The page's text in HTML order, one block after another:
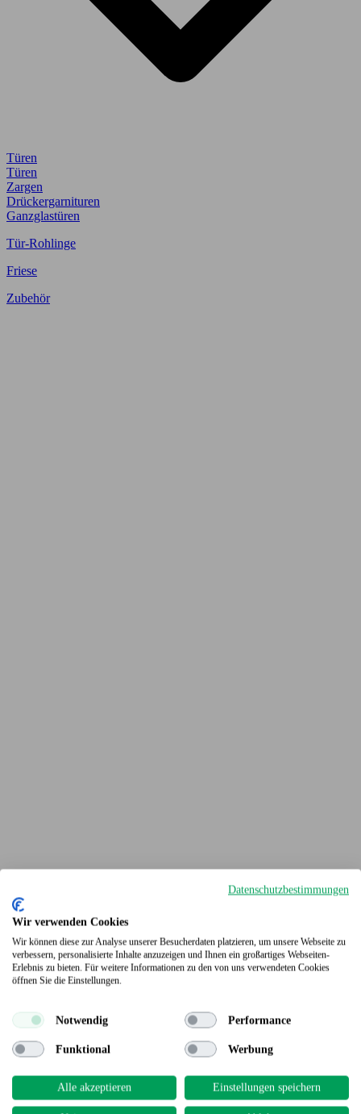
Türen
Türen
Zargen
Drückergarnituren
Ganzglastüren
Tür-Rohlinge
Friese
Zubehör
Terrassendielen
Datenschutzbestimmungen
Wir verwenden Cookies
Wir können diese zur Analyse unserer Besucherdaten platzieren, um unsere Webseite zu
verbessern, personalisierte Inhalte anzuzeigen und Ihnen ein großartiges Webseiten-
Erlebnis zu bieten. Für weitere Informationen zu den von uns verwendeten Cookies
öffnen Sie die Einstellungen.
Notwendig Performance
Funktional Werbung
Alle akzeptieren Einstellungen speichern